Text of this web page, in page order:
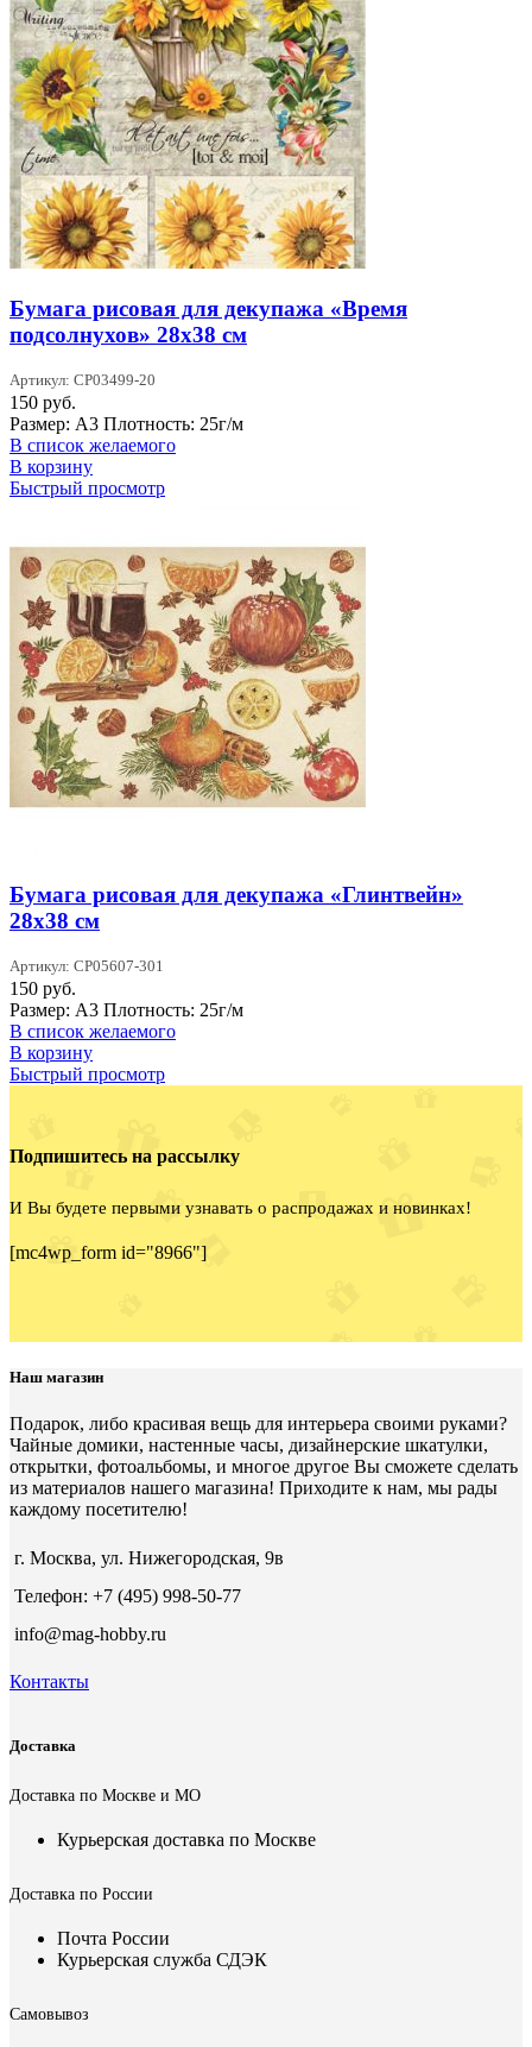
Бумага рисовая для декупажа «Время
подсолнухов» 28х38 см
Артикул: CP03499-20
150 руб.
Размер: А3 Плотность: 25г/м
В список желаемого
В корзину
Быстрый просмотр
Бумага рисовая для декупажа «Глинтвейн»
28х38 см
Артикул: CP05607-301
150 руб.
Размер: А3 Плотность: 25г/м
В список желаемого
В корзину
Быстрый просмотр
Подпишитесь на рассылку
И Вы будете первыми узнавать о распродажах и новинках!
[mc4wp_form id="8966"]
Наш магазин
Подарок, либо красивая вещь для интерьера своими руками?
Чайные домики, настенные часы, дизайнерские шкатулки,
открытки, фотоальбомы, и многое другое Вы сможете сделать
из материалов нашего магазина! Приходите к нам, мы рады
каждому посетителю!
г. Москва, ул. Нижегородская, 9в
Телефон: +7 (495) 998-50-77
info@mag-hobby.ru
Контакты
Доставка
Доставка по Москве и МО
Курьерская доставка по Москве
Доставка по России
Почта России
Курьерская служба СДЭК
Самовывоз